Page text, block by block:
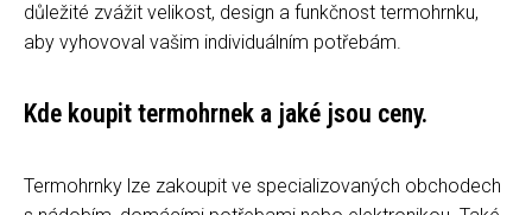
důležité zvážit velikost, design a funkčnost termohrnku,
aby vyhovoval vašim individuálním potřebám.
Kde koupit termohrnek a jaké jsou ceny.
Termohrnky lze zakoupit ve specializovaných obchodech